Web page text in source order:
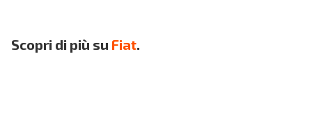
Scopri di più su Fiat.